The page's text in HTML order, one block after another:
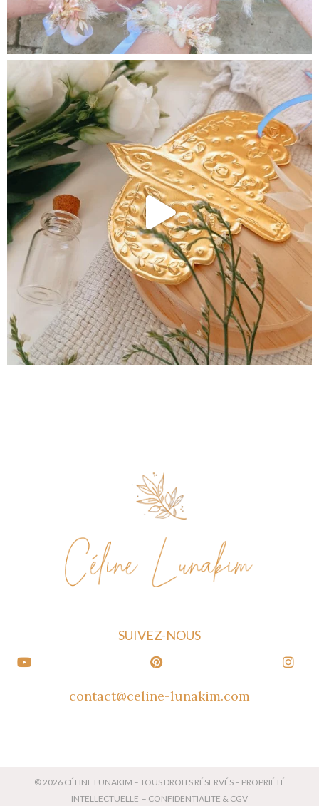
SUIVEZ-NOUS
contact@celine-lunakim.com
© 2026 CÉLINE LUNAKIM – TOUS DROITS RÉSERVÉS – PROPRIÉTÉ
INTELLECTUELLE – CONFIDENTIALITE & CGV